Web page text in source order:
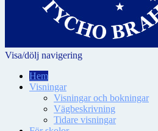
Visa/dölj navigering
Hem
Visningar
Visningar och bokningar
Vägbeskrivning
Tidare visningar